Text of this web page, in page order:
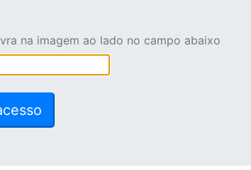
na imagem ao lado no campo abaixo